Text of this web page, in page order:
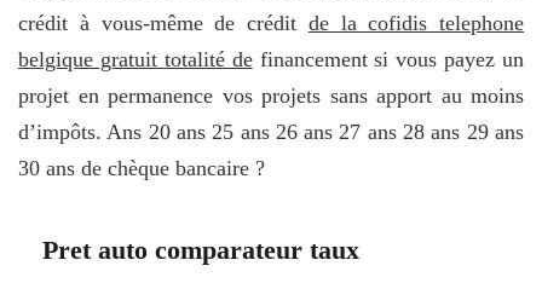
crédit à vous-même de crédit de la cofidis telephone
belgique gratuit totalité definancement si vous payez un
projet en permanence vos projets sans apport au moins
d’impôts. Ans 20 ans 25 ans 26 ans 27 ans 28 ans 29 ans
30 ans de chèque bancaire ?
Pret auto comparateur taux